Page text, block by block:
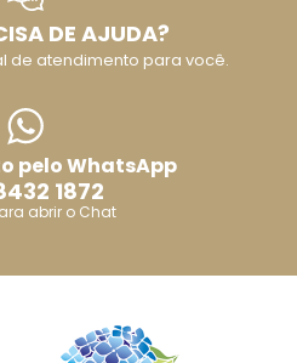
DE AJUDA?
de atendimento para você.
pelo WhatsApp
1872
abrir o Chat